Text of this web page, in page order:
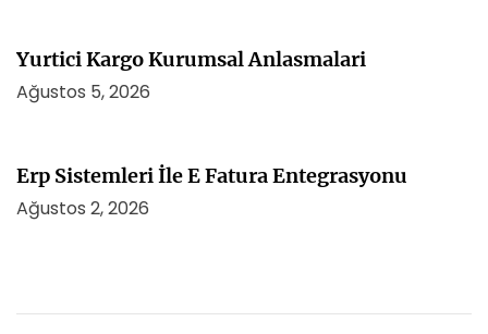
Yurtici Kargo Kurumsal Anlasmalari
Ağustos 5, 2026
Erp Sistemleri İle E Fatura Entegrasyonu
Ağustos 2, 2026